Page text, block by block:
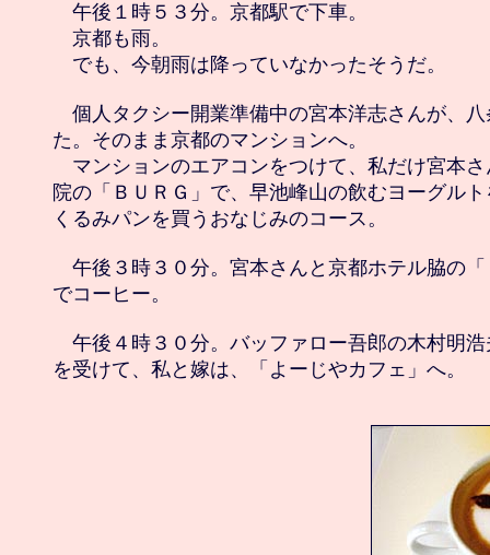
午後１時５３分。京都駅で下車。
京都も雨。
でも、今朝雨は降っていなかったそうだ。
個人タクシー開業準備中の宮本洋志さんが、
た。そのまま京都のマンションへ。
マンションのエアコンをつけて、私だけ宮本
院の「ＢＵＲＧ」で、早池峰山の飲むヨーグル
くるみパンを買うおなじみのコース。
午後３時３０分。宮本さんと京都ホテル脇の
でコーヒー。
午後４時３０分。バッファロー吾郎の木村明